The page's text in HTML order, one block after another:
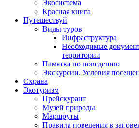
Экосистема
Красная книга
Путешествуй
Виды туров
Инфраструктура
Необходимые
территории
Памятка по поведению
Экскурсии. Условия
Охрана
Экотуризм
Прейскурант
Музей природы
Маршруты
Правила поведения в